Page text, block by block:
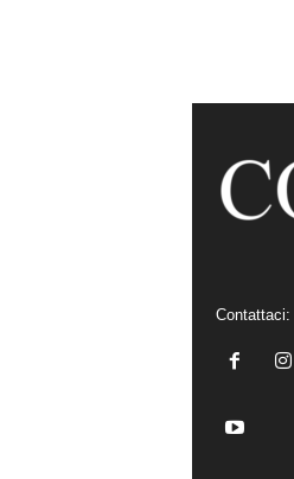
Contattaci: